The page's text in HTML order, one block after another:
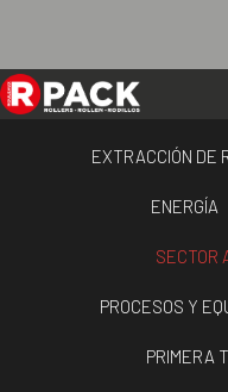
EXTRACCIÓN DE
ENERGÍA
SECTOR
PROCESOS Y
PRIMERA